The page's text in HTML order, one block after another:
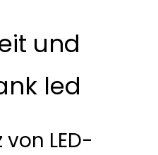
und
led
LED-